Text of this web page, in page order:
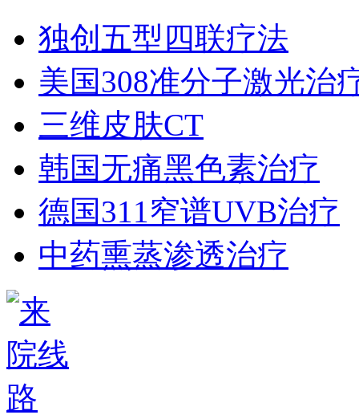
独创五型四联疗法
美国308准分子激光治
三维皮肤CT
韩国无痛黑色素治疗
德国311窄谱UVB治疗
中药熏蒸渗透治疗